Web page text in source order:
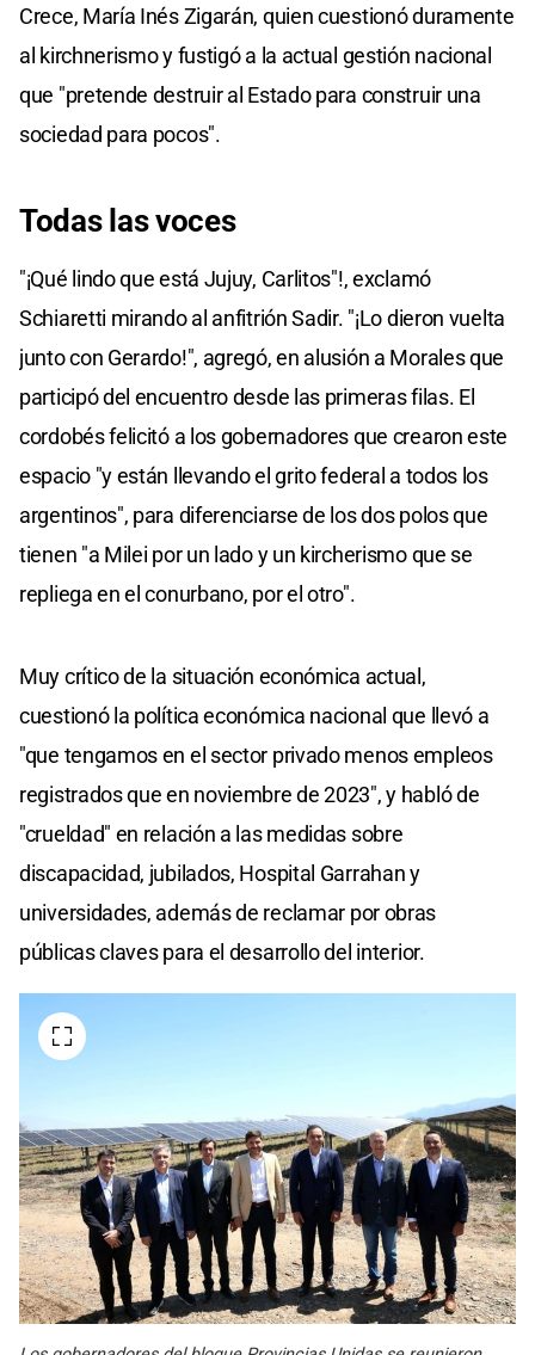
Crece, María Inés Zigarán, quien cuestionó duramente
al kirchnerismo y fustigó a la actual gestión nacional
que "pretende destruir al Estado para construir una
sociedad para pocos".
Todas las voces
"¡Qué lindo que está Jujuy, Carlitos"!, exclamó
Schiaretti mirando al anfitrión Sadir. "¡Lo dieron vuelta
junto con Gerardo!", agregó, en alusión a Morales que
participó del encuentro desde las primeras filas. El
cordobés felicitó a los gobernadores que crearon este
espacio "y están llevando el grito federal a todos los
argentinos", para diferenciarse de los dos polos que
tienen "a Milei por un lado y un kircherismo que se
repliega en el conurbano, por el otro".
Muy crítico de la situación económica actual,
cuestionó la política económica nacional que llevó a
"que tengamos en el sector privado menos empleos
registrados que en noviembre de 2023", y habló de
"crueldad" en relación a las medidas sobre
discapacidad, jubilados, Hospital Garrahan y
universidades, además de reclamar por obras
públicas claves para el desarrollo del interior.